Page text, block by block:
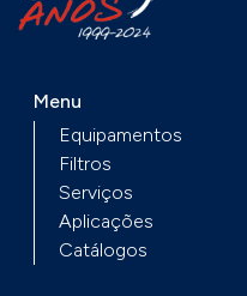
Menu
Equipamentos
Filtros
Serviços
Aplicações
Catálogos